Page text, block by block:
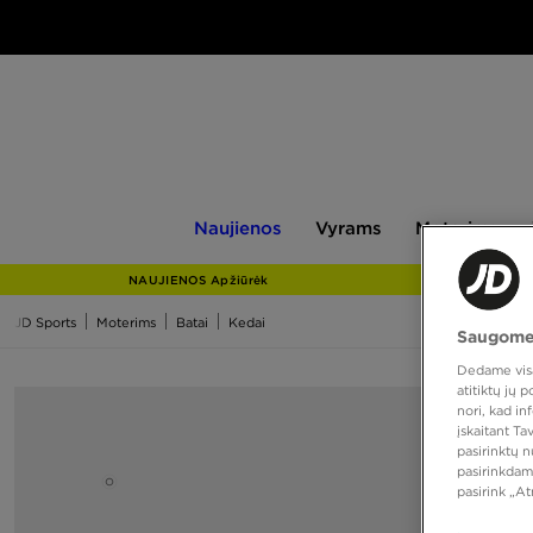
Naujienos Vyrams Moterims
NAUJIENOS Apžiūrėk
JD Sports Moterims Batai Kedai
Dedame
atitiktų jų
nori, kad
įskaitant
pasirinktų
pasirink